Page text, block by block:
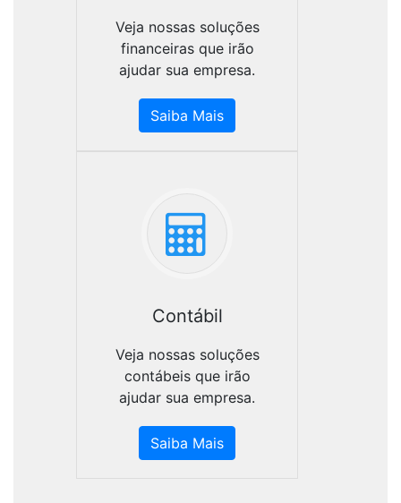
Veja nossas soluções
financeiras que irão
ajudar sua empresa.
Saiba Mais
Contábil
Veja nossas soluções
contábeis que irão
ajudar sua empresa.
Saiba Mais